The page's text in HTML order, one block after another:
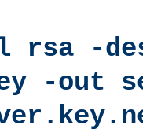
rsa -
-out